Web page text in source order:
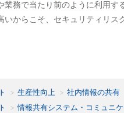
業務で当たり前のように利用す
いからこそ、セキュリティリス
生産性向上 社内情報の共有
情報共有システム・コミュニ